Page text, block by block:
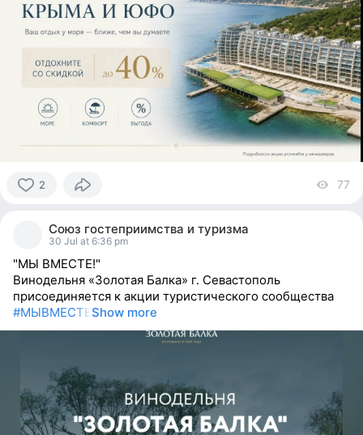
2 77
Союз гостеприимства и туризма
30 Jul at 6:36 pm
"МЫ ВМЕСТЕ!"
Винодельня «Золотая Балка» г. Севастополь
присоединяется к акции туристического сообщества
#МЫВМЕСТЕShow more